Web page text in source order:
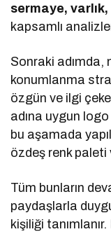
sermaye,
kapsamlı
Sonraki adımda,
konumlanma
özgün ve ilgi
adına uygun
bu aşamada
özdeş renk paleti
Tüm bunların
paydaşlarla
kişiliği